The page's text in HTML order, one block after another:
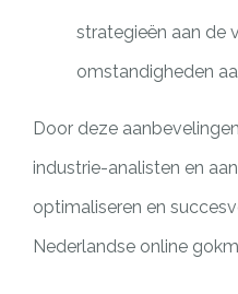
strategieën aan de
omstandigheden
Door deze
industrie-analisten en
optimaliseren en
Nederlandse online